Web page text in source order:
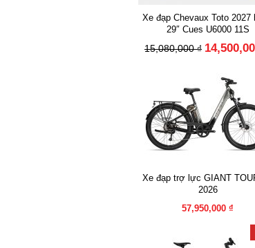
Xe đạp Chevaux Toto 2027
29″ Cues U6000 11S
15,080,000 ₫
Xe đạp trợ lực GIANT
2026
57,950,000 ₫